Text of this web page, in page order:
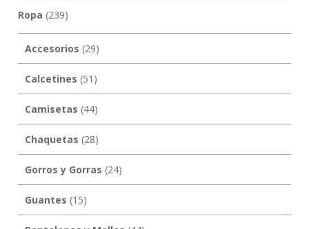
Ropa (239)
Accesorios (29)
Calcetines (51)
Camisetas (44)
Chaquetas (28)
Gorros y Gorras (24)
Guantes (15)